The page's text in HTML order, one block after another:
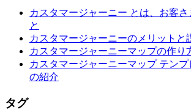
カスタマージャーニー とは、お客さ
と
カスタマージャーニーのメリットと
カスタマージャーニーマップの作り
カスタマージャーニーマップ テン
の紹介
タグ